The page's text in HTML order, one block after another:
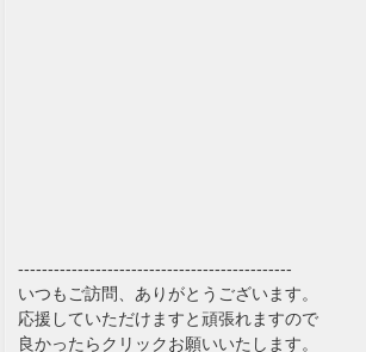
----------------------------------------------
いつもご訪問、ありがとうございます。
応援していただけますと頑張れますので
良かったらクリックお願いいたします。